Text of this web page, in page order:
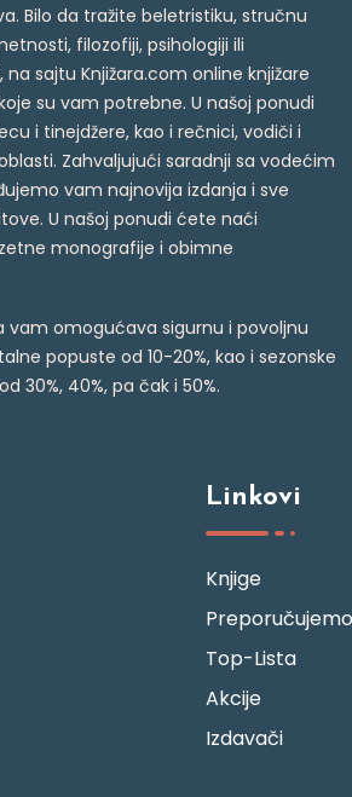
Bilo da tražite beletristiku, stručnu
filozofiji, psihologiji ili
sajtu Knjižara.com online knjižare
su vam potrebne. U našoj ponudi
i tinejdžere, kao i rečnici, vodiči i
Zahvaljujući saradnji sa vodećim
vam najnovija izdanja i sve
U našoj ponudi ćete naći
monografije i obimne
vam omogućava sigurnu i povoljnu
popuste od 10-20%, kao i sezonske
30%, 40%, pa čak i 50%.
Linkovi
Knjige
Preporučujemo
Top-Lista
Akcije
Izdavači